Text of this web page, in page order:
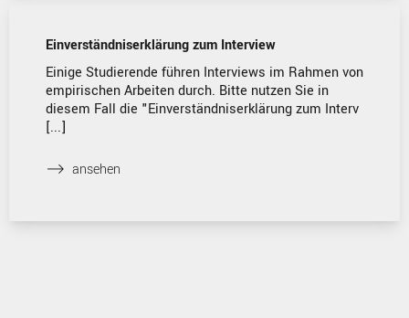
Einverständniserklärung zum Interview
Einige Studierende führen Interviews im Rahmen von
empirischen Arbeiten durch. Bitte nutzen Sie in
diesem Fall die "Einverständniserklärung zum Interv
[...]
⟶ ansehen